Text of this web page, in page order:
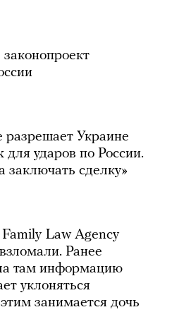
Украине
для ударов по России.
заключать сделку»
Law Agency
Ранее
там информацию
уклоняться
занимается дочь